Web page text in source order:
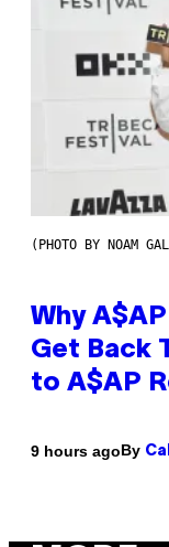
(PHOTO BY NOAM
Why
Get Back
to A$AP
9 hours agoBy